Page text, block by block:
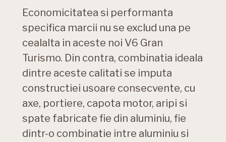
Economicitatea si performanta
specifica marcii nu se exclud una pe
cealalta in aceste noi V6 Gran
Turismo. Din contra, combinatia ideala
dintre aceste calitati se imputa
constructiei usoare consecvente, cu
axe, portiere, capota motor, aripi si
spate fabricate fie din aluminiu, fie
dintr-o combinatie intre aluminiu si